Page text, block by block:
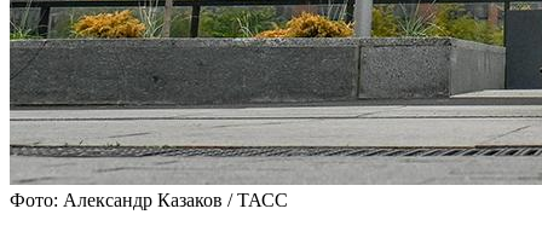
Фото: Александр Казаков / ТАСС